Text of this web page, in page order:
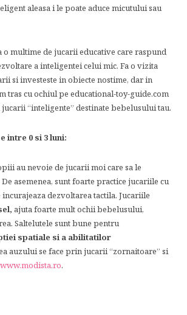
aleasa i le poate aduce micutului sau
o multime de jucarii educative care raspund
a inteligentei celui mic. Fa o vizita
si investeste in obiecte nostime, dar in
tras cu ochiul pe educational-toy-guide.com
jucarii “inteligente” destinate bebelusului tau.
intre 0 si 3 luni:
au nevoie de jucarii moi care sa le
asemenea, sunt foarte practice jucariile cu
dezvoltarea tactila. Jucariile
ajuta foarte mult ochii bebelusului,
Saltelutele sunt bune pentru
spatiale si a abilitatilor
auzului se face prin jucarii “zornaitoare” si
www.modista.ro.